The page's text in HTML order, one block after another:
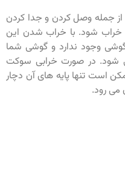
جمله وصل کردن و جدا کردن
خراب شود. با خراب شدن این
وجود ندارد و گوشی شما
شود. در صورت خرابی سوکت
است تنها پایه های آن دچار
می رود.